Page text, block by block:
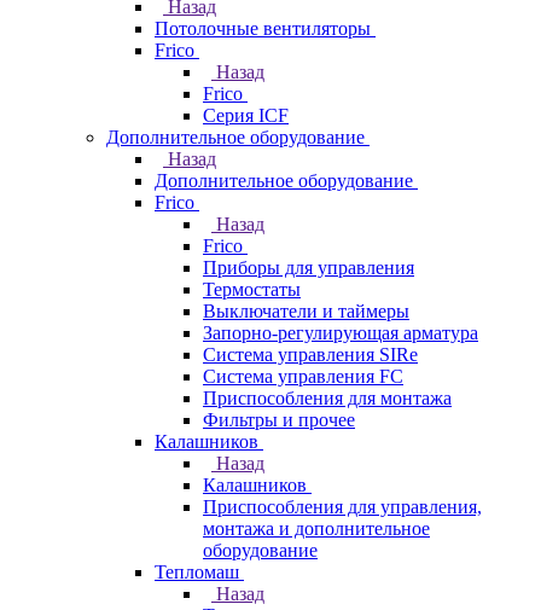
Назад
Потолочные вентиляторы
Frico
Назад
Frico
Серия ICF
Дополнительное оборудование
Назад
Дополнительное оборудование
Frico
Назад
Frico
Приборы для управления
Термостаты
Выключатели и таймеры
Запорно-регулирующая арматура
Система управления SIRe
Система управления FC
Приспособления для монтажа
Фильтры и прочее
Калашников
Назад
Калашников
Приспособления для управления,
монтажа и дополнительное
оборудование
Тепломаш
Назад